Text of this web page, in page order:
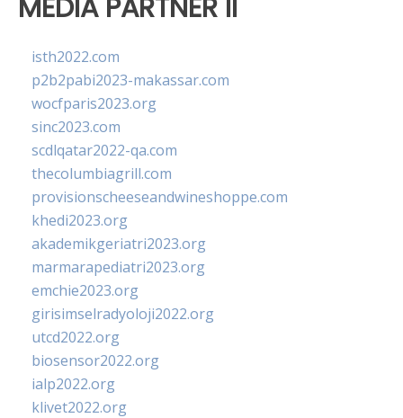
isth2022.com
p2b2pabi2023-makassar.com
wocfparis2023.org
sinc2023.com
scdlqatar2022-qa.com
thecolumbiagrill.com
provisionscheeseandwineshoppe.com
khedi2023.org
akademikgeriatri2023.org
marmarapediatri2023.org
emchie2023.org
girisimselradyoloji2022.org
utcd2022.org
biosensor2022.org
ialp2022.org
klivet2022.org